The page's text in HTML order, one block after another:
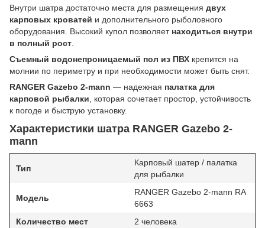
Внутри шатра достаточно места для размещения двух
карповых кроватей и дополнительного рыболовного
оборудования. Высокий купол позволяет находиться внутри
в полный рост
Съемный водонепроницаемый пол из ПВХ крепится на
молнии по периметру и при необходимости может быть снят.
RANGER Gazebo 2-mann — надежная палатка для
карповой рыбалки , которая сочетает простор, устойчивость
к погоде и быструю установку.
Характеристики шатра RANGER Gazebo 2-
mann
Тип
Карповый шатер / палатка
для рыбалки
Модель
RANGER Gazebo 2-mann RA
6663
Количество мест
2 человека